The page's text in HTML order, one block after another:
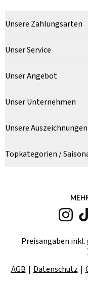
Unsere Zahlungsarten
Unser Service
Unser Angebot
Unser Unternehmen
Unsere Auszeichnungen
Topkategorien /
Preisangaben
AGB
Datenschutz